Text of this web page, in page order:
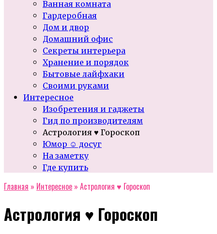
Ванная комната
Гардеробная
Дом и двор
Домашний офис
Секреты интерьера
Хранение и порядок
Бытовые лайфхаки
Своими руками
Интересное
Изобретения и гаджеты
Гид по производителям
Астрология ♥ Гороскоп
Юмор ☺ досуг
На заметку
Где купить
Главная » Интересное » Астрология ♥ Гороскоп
Астрология ♥ Гороскоп